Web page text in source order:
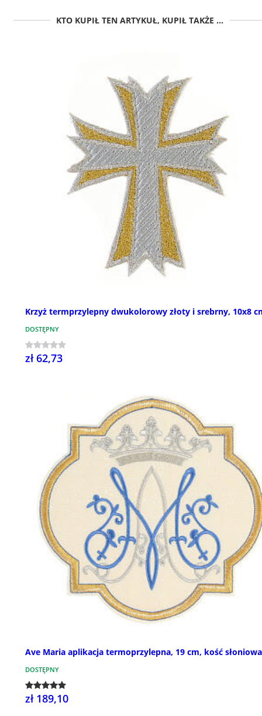
KTO KUPIŁ TEN ARTYKUŁ, KUPIŁ TAKŻE ...
Krzyż termprzylepny dwukolorowy złoty i srebrny, 10x8
DOSTĘPNY
zł 62,73
Ave Maria aplikacja termoprzylepna, 19 cm, kość słoniowa
DOSTĘPNY
zł 189,10